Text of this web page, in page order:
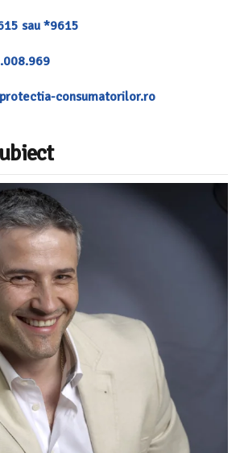
sau *9615
consumatorilor.ro